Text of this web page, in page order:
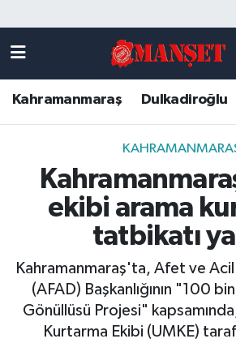
Kahramanmaraş Dulkadiroğlu
ekibi arama
tatbikatı
Kahramanmaraş'ta, Afet ve
(AFAD) Başkanlığının "100
Gönüllüsü Projesi"
Kurtarma Ekibi (UMKE)
DULKADİROĞLU
KAHRAMANMARAŞ
ONİKİŞUBAT
ÖZEL HABER
Künye
Kahramanmaraş Nöbetçi
Kahramanmaraş Hava Durumu
Kahramanmaraş Trafik
Süper Lig Puan Durumu ve
Tüm Manşetler
Son Dakika Haberleri
Haber Arşivi